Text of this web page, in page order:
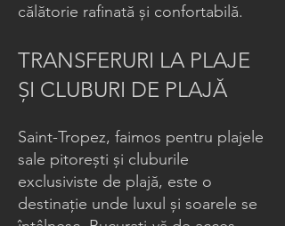
călătorie rafinată și confortabilă.
TRANSFERURI LA PLAJE
ȘI CLUBURI DE PLAJĂ
Saint-Tropez, faimos pentru plajele
sale pitorești și cluburile
exclusiviste de plajă, este o
destinație unde luxul și soarele se